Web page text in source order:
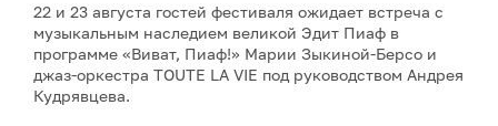
22 и 23 августа гостей фестиваля ожидает встреча с
музыкальным наследием великой Эдит Пиаф в
программе «Виват, Пиаф!» Марии Зыкиной-Берсо и
джаз-оркестра TOUTE LA VIE под руководством Андрея
Кудрявцева.